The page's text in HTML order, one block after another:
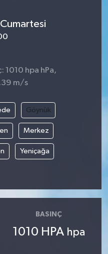
1010 hpa hPa,
m/s
Göynük
Merkez
Yeniçağa
BASINÇ
1010 HPA hpa